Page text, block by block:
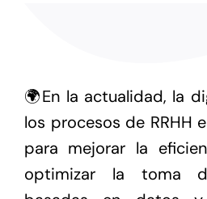
🌍En la actualidad, la
los procesos de RRHH
para mejorar la
optimizar la toma